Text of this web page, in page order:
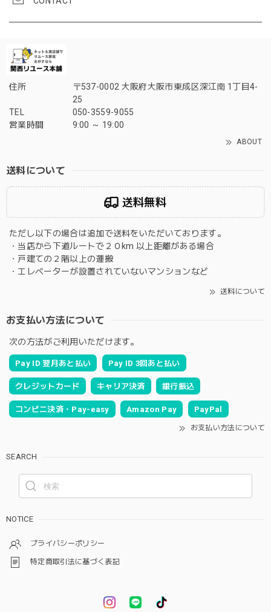
住所
〒537-0002 大阪府大阪市東成区深江南 1丁目4-
25
TEL
050-3559-9055
営業時間
9:00 ～ 19:00
ABOUT
送料について
送料無料
ただし以下の場合は追加で送料をいただいております。
・当店から下道ルートで２０km 以上距離がある場合
・戸建ての２階以上の運搬
・エレベーターが設置されていないマンションなど
送料について
お支払い方法について
次の方法がご利用いただけます。
Pay ID 翌月あと払い Pay ID 3回あと払い
クレジットカード キャリア決済 銀行振込
コンビニ決済・Pay-easy Amazon Pay PayPal
お支払い方法について
SEARCH
NOTICE
プライバシーポリシー
特定商取引法に基づく表記